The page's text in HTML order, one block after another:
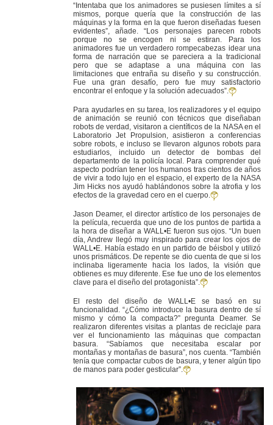
“Intentaba que los animadores se pusiesen límites a sí
mismos, porque quería que la construcción de las
máquinas y la forma en la que fueron diseñadas fuesen
evidentes”, añade. “Los personajes parecen robots
porque no se encogen ni se estiran. Para los
animadores fue un verdadero rompecabezas idear una
forma de narración que se pareciera a la tradicional
pero que se adaptase a una máquina con las
limitaciones que entraña su diseño y su construcción.
Fue una gran desafío, pero fue muy satisfactorio
encontrar el enfoque y la solución adecuados”.
Para ayudarles en su tarea, los realizadores y el equipo
de animación se reunió con técnicos que diseñaban
robots de verdad, visitaron a científicos de la NASA en el
Laboratorio Jet Propulsion, asistieron a conferencias
sobre robots, e incluso se llevaron algunos robots para
estudiarlos, incluido un detector de bombas del
departamento de la policía local. Para comprender qué
aspecto podrían tener los humanos tras cientos de años
de vivir a todo lujo en el espacio, el experto de la NASA
Jim Hicks nos ayudó hablándonos sobre la atrofia y los
efectos de la gravedad cero en el cuerpo.
Jason Deamer, el director artístico de los personajes de
la película, recuerda que uno de los puntos de partida a
la hora de diseñar a WALL•E fueron sus ojos. “Un buen
día, Andrew llegó muy inspirado para crear los ojos de
WALL•E. Había estado en un partido de béisbol y utilizó
unos prismáticos. De repente se dio cuenta de que si los
inclinaba ligeramente hacia los lados, la visión que
obtienes es muy diferente. Ese fue uno de los elementos
clave para el diseño del protagonista”.
El resto del diseño de WALL•E se basó en su
funcionalidad. “¿Cómo introduce la basura dentro de sí
mismo y cómo la compacta?” pregunta Deamer. Se
realizaron diferentes visitas a plantas de reciclaje para
ver el funcionamiento las máquinas que compactan
basura. “Sabíamos que necesitaba escalar por
montañas y montañas de basura”, nos cuenta. “También
tenía que compactar cubos de basura, y tener algún tipo
de manos para poder gesticular”.